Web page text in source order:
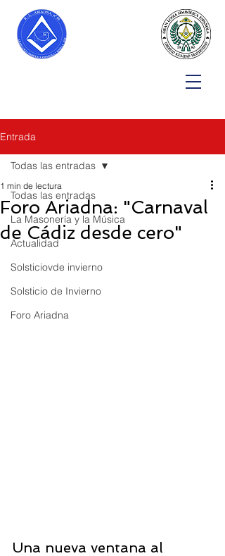
Entrada
Todas las entradas
La Masonería y la Música
Actualidad
Solsticiovde invierno
Solsticio de Invierno
Foro Ariadna
Todas las entradas
Foro Ariadna: "Carnaval
de Cádiz desde cero"
1 min de lectura
Una nueva ventana al